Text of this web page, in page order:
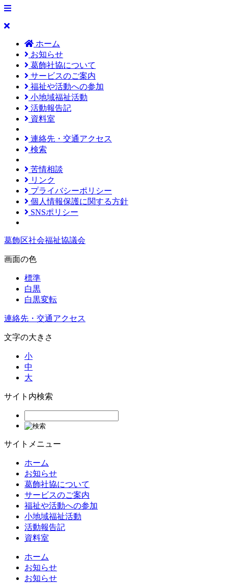
ホーム
お知らせ
葛飾社協について
サービスのご案内
福祉や活動への参加
小地域福祉活動
活動報告記
資料室
連絡先・交通アクセス
検索
苦情相談
リンク
プライバシーポリシー
個人情報保護に関する方針
SNSポリシー
葛飾区社会福祉協議会
画面の色
標準
白黒
白黒変転
連絡先・交通アクセス
文字の大きさ
小
中
大
サイト内検索
サイトメニュー
ホーム
お知らせ
葛飾社協について
サービスのご案内
福祉や活動への参加
小地域福祉活動
活動報告記
資料室
ホーム
お知らせ
お知らせ